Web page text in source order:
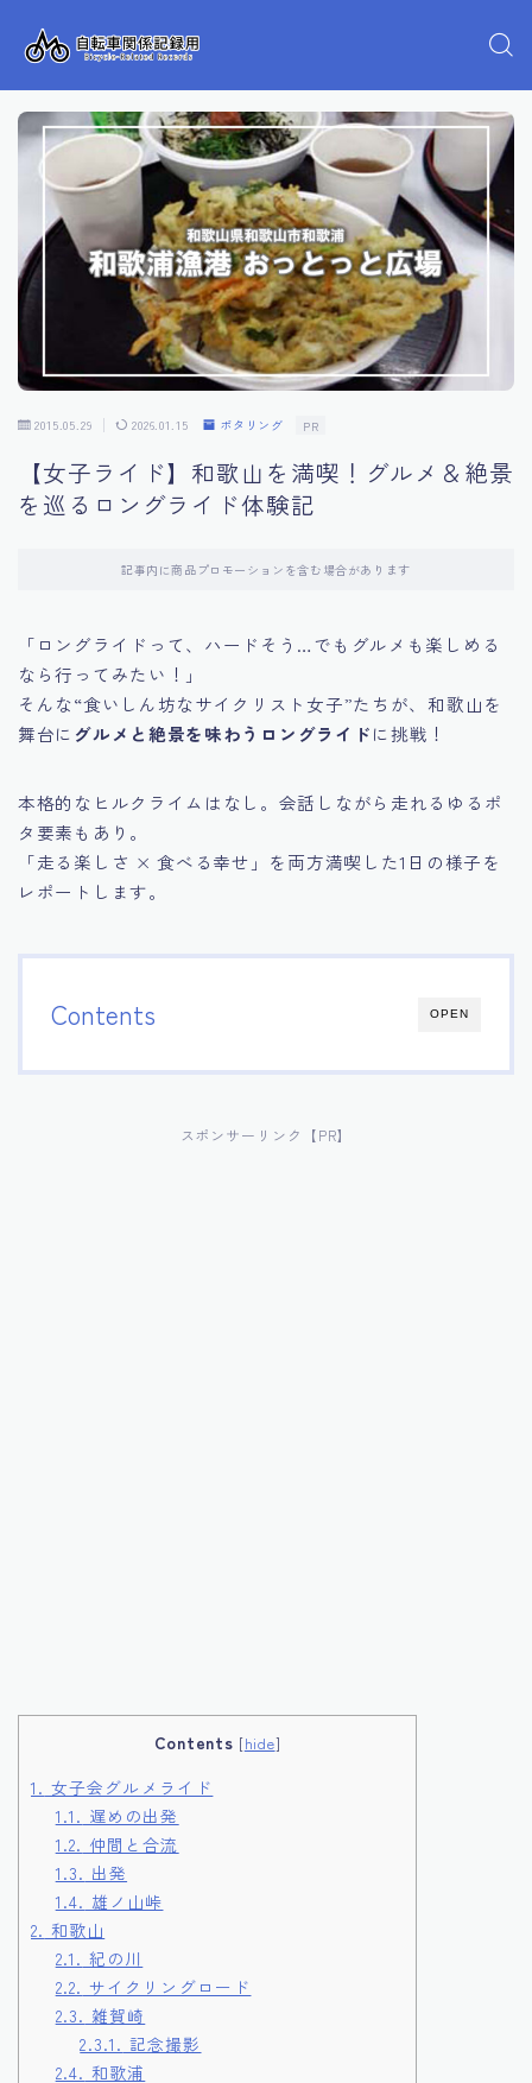
2015.05.29 2026.01.15 ポタリング PR
【女子ライド】和歌山を満喫！グルメ＆絶景
を巡るロングライド体験記
記事内に商品プロモーションを含む場合があります
「ロングライドって、ハードそう…でもグルメも楽しめる
なら行ってみたい！」
そんな“食いしん坊なサイクリスト女子”たちが、和歌山を
舞台に グルメと絶景を味わうロングライドに挑戦！
本格的なヒルクライムはなし。会話しながら走れるゆるポ
タ要素もあり。
「走る楽しさ × 食べる幸せ」を両方満喫した1日の様子を
レポートします。
OPEN
Contents
スポンサーリンク【PR】
Contents [hide]
1. 女子会グルメライド
1.1. 遅めの出発
1.2. 仲間と合流
1.3. 出発
1.4. 雄ノ山峠
2. 和歌山
2.1. 紀の川
2.2. サイクリングロード
2.3. 雑賀崎
2.3.1. 記念撮影
2.4. 和歌浦